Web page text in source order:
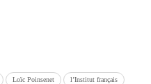
Loïc Poinsenet l’Institut français